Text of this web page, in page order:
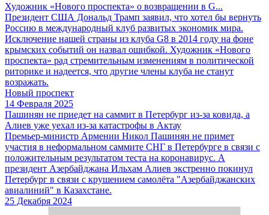
Художник «Нового проспекта» о возвращении в G...
Президент США Дональд Трамп заявил, что хотел бы вернуть
Россию в международный клуб развитых экономик мира.
Исключение нашей страны из клуба G8 в 2014 году на фоне
крымских событий он назвал ошибкой. Художник «Нового
проспекта» рад стремительным изменениям в политической
риторике и надеется, что другие члены клуба не станут
возражать.
Новый проспект
14 Февраля 2025
Пашинян не приедет на саммит в Петербург из-за ковида, а
Алиев уже уехал из-за катастрофы в Актау
Премьер-министр Армении Никол Пашинян не примет
участия в неформальном саммите СНГ в Петербурге в связи с
положительным результатом теста на коронавирус. А
президент Азербайджана Ильхам Алиев экстренно покинул
Петербург в связи с крушением самолёта "Азербайджанских
авиалиний" в Казахстане.
25 Декабря 2024